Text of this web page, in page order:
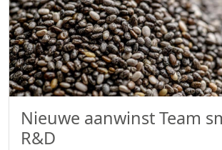
Nieuwe aanwinst Team
R&D